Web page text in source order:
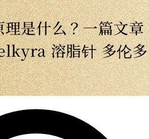
是什么？一篇文章
溶脂针 多伦多